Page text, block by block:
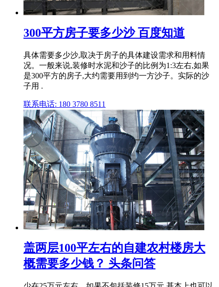
300平方房子要多少沙 百度知道
具体需要多少沙,取决于房子的具体建设需求和用料情
况。一般来说,装修时水泥和沙子的比例为1:3左右,如果
是300平方的房子,大约需要用到约一方沙子。实际的沙
子用 .
联系电话: 180 3780 8511
盖两层100平左右的自建农村楼房大
概需要多少钱？ 头条问答